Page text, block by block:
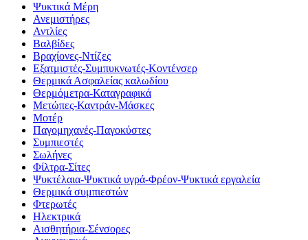
Ψυκτικά Μέρη
Ανεμιστήρες
Αντλίες
Βαλβίδες
Βραχίονες-Ντίζες
Εξατμιστές-Συμπυκνωτές-Κοντένσερ
Θερμικά Ασφαλείας καλωδίου
Θερμόμετρα-Καταγραφικά
Μετώπες-Καντράν-Μάσκες
Μοτέρ
Παγομηχανές-Παγοκύστες
Συμπιεστές
Σωλήνες
Φίλτρα-Σίτες
Ψυκτέλαια-Ψυκτικά υγρά-Φρέον-Ψυκτικά εργαλεία
Θερμικά συμπιεστών
Φτερωτές
Ηλεκτρικά
Αισθητήρια-Σένσορες